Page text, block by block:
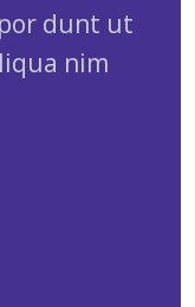
dunt ut
nim